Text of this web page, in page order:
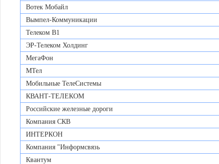
Вотек Мобайл
Вымпел-Коммуникации
Телеком В1
ЭР-Телеком Холдинг
МегаФон
МТел
Мобильные ТелеСистемы
КВАНТ-ТЕЛЕКОМ
Российские железные дороги
Компания СКВ
ИНТЕРКОН
Компания "Информсвязь
Квантум